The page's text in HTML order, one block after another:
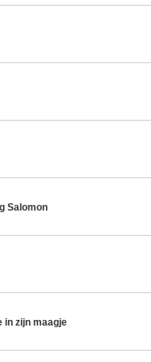
Salomon
in zijn maagje